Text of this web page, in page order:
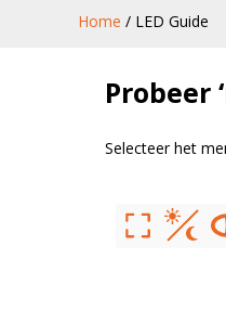
LED Guide
Home / LED Guide
Probeer
Selecteer het